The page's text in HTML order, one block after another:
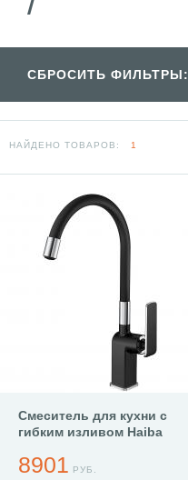
СБРОСИТЬ ФИЛЬТРЫ:
НАЙДЕНО ТОВАРОВ: 1
Смеситель для кухни с
гибким изливом Haiba
8901 РУБ.